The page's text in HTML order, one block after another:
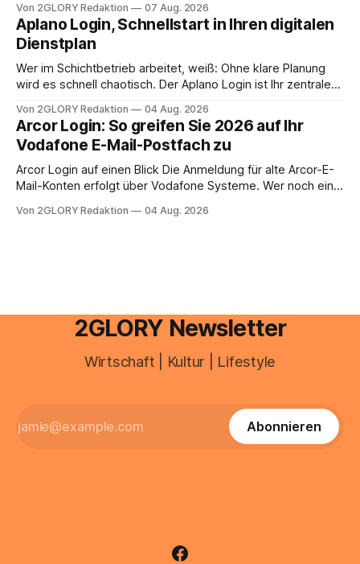
erledigen? Die kurze Antwort: Bei einfachen
Einkommensverhältnissen reicht häufig eine Steuersoftware
aus – sobald jedoch mehrere Einkunftsarten
zusammentreffen oder größere finanzielle Veränderungen
anstehen, zahlt sich professionelle Unterstützung meist
Von 2GLORY Redaktion 07 Aug. 2026
Aplano Login, Schnellstart in Ihren digitalen
Dienstplan
Wer im Schichtbetrieb arbeitet, weiß: Ohne klare Planung
wird es schnell chaotisch. Der Aplano Login ist Ihr zentraler
abwesenheiten und die gesamte kommunikation rund um
Ihr personal digital zu organisieren. In diesem Leitfaden
erfahren Sie alles, was Sie für einen reibungslosen Einstieg
brauchen, von der Registrierung
Von 2GLORY Redaktion 04 Aug. 2026
Arcor Login: So greifen Sie 2026 auf Ihr
Vodafone E-Mail-Postfach zu
Arcor Login auf einen Blick Die Anmeldung für alte Arcor-E-
Mail-Konten erfolgt über Vodafone Systeme. Wer noch eine
besitzt, loggt sich heute über das Vodafone E-Mail & Cloud
Von 2GLORY Redaktion 04 Aug. 2026
2GLORY Newsletter
Wirtschaft | Kultur | Lifestyle
Abonnieren